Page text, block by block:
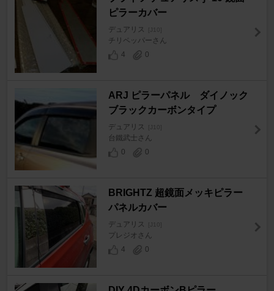
ピラーカバー
デュアリス [J10]
チリペッパーさん
4
0
ARJ ピラーパネル ダイノック
ブラックカーボンタイプ
デュアリス [J10]
台鐵武士さん
0
0
BRIGHTZ 超鏡面メッキピラー
パネルカバー
デュアリス [J10]
プレジオさん
4
0